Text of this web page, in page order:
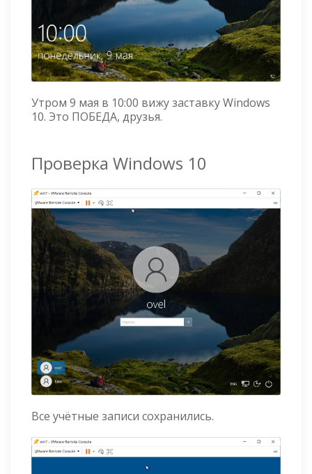
Утром 9 мая в 10:00 вижу заставку Windows
10. Это ПОБЕДА, друзья.
Проверка Windows 10
Все учётные записи сохранились.